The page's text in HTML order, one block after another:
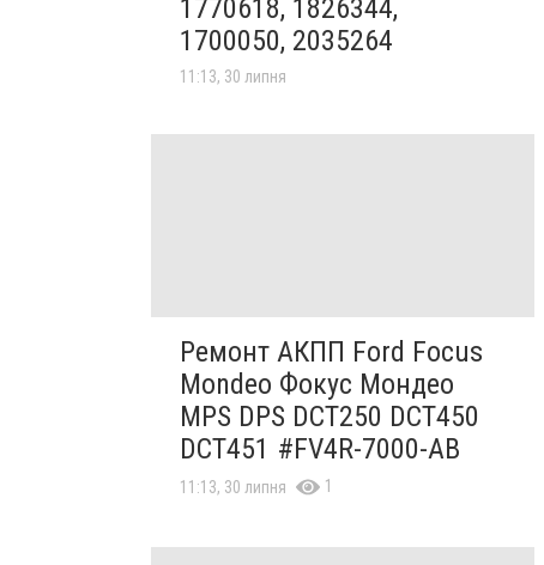
1770618, 1826344,
1700050, 2035264
11:13, 30 липня
Ремонт АКПП Ford Focus
Mondeo Фокус Мондео
MPS DPS DCT250 DCT450
DCT451 #FV4R-7000-AB
11:13, 30 липня 1